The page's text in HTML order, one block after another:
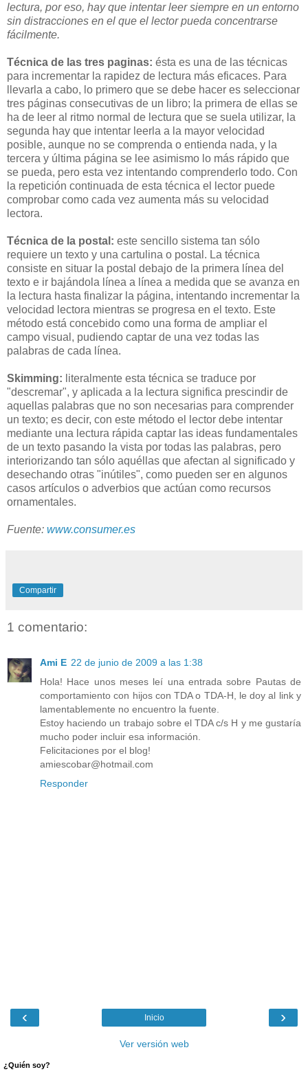
lectura, por eso, hay que intentar leer siempre en un entorno
sin distracciones en el que el lector pueda concentrarse
fácilmente.
Técnica de las tres paginas: ésta es una de las técnicas
para incrementar la rapidez de lectura más eficaces. Para
llevarla a cabo, lo primero que se debe hacer es seleccionar
tres páginas consecutivas de un libro; la primera de ellas se
ha de leer al ritmo normal de lectura que se suela utilizar, la
segunda hay que intentar leerla a la mayor velocidad
posible, aunque no se comprenda o entienda nada, y la
tercera y última página se lee asimismo lo más rápido que
se pueda, pero esta vez intentando comprenderlo todo. Con
la repetición continuada de esta técnica el lector puede
comprobar como cada vez aumenta más su velocidad
lectora.
Técnica de la postal: este sencillo sistema tan sólo
requiere un texto y una cartulina o postal. La técnica
consiste en situar la postal debajo de la primera línea del
texto e ir bajándola línea a línea a medida que se avanza en
la lectura hasta finalizar la página, intentando incrementar la
velocidad lectora mientras se progresa en el texto. Este
método está concebido como una forma de ampliar el
campo visual, pudiendo captar de una vez todas las
palabras de cada línea.
Skimming: literalmente esta técnica se traduce por
"descremar", y aplicada a la lectura significa prescindir de
aquellas palabras que no son necesarias para comprender
un texto; es decir, con este método el lector debe intentar
mediante una lectura rápida captar las ideas fundamentales
de un texto pasando la vista por todas las palabras, pero
interiorizando tan sólo aquéllas que afectan al significado y
desechando otras "inútiles", como pueden ser en algunos
casos artículos o adverbios que actúan como recursos
ornamentales.
Fuente: www.consumer.es
Compartir
1 comentario:
Ami E 22 de junio de 2009 a las 1:38
Hola! Hace unos meses leí una entrada sobre Pautas de
comportamiento con hijos con TDA o TDA-H, le doy al link y
lamentablemente no encuentro la fuente.
Estoy haciendo un trabajo sobre el TDA c/s H y me gustaría
mucho poder incluir esa información.
Felicitaciones por el blog!
amiescobar@hotmail.com
Responder
‹ ›
Inicio
Ver versión web
¿Quién soy?